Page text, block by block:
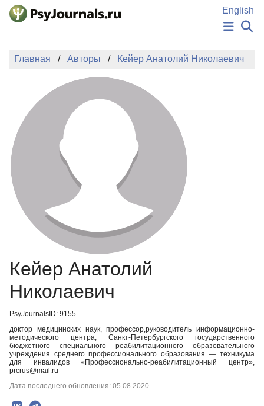
Перейти к основному содержанию
English
НОВОСТИ
АВТОРЫ
ПОДАТЬ РУКОПИСЬ
БАЗА ЗНАНИЙ
КЛЮЧЕВЫЕ СЛОВА
Регистрация
Главная Авторы Кейер Анатолий Николаевич
Кейер Анатолий
Николаевич
PsyJournalsID: 9155
доктор медицинских наук, профессор,руководитель информационно-
методического центра, Санкт-Петербургского государственного
бюджетного специального реабилитационного образовательного
учреждения среднего профессионального образования — техникума
для инвалидов «Профессионально-реабилитационный центр»,
prcrus@mail.ru
Дата последнего обновления: 05.08.2020